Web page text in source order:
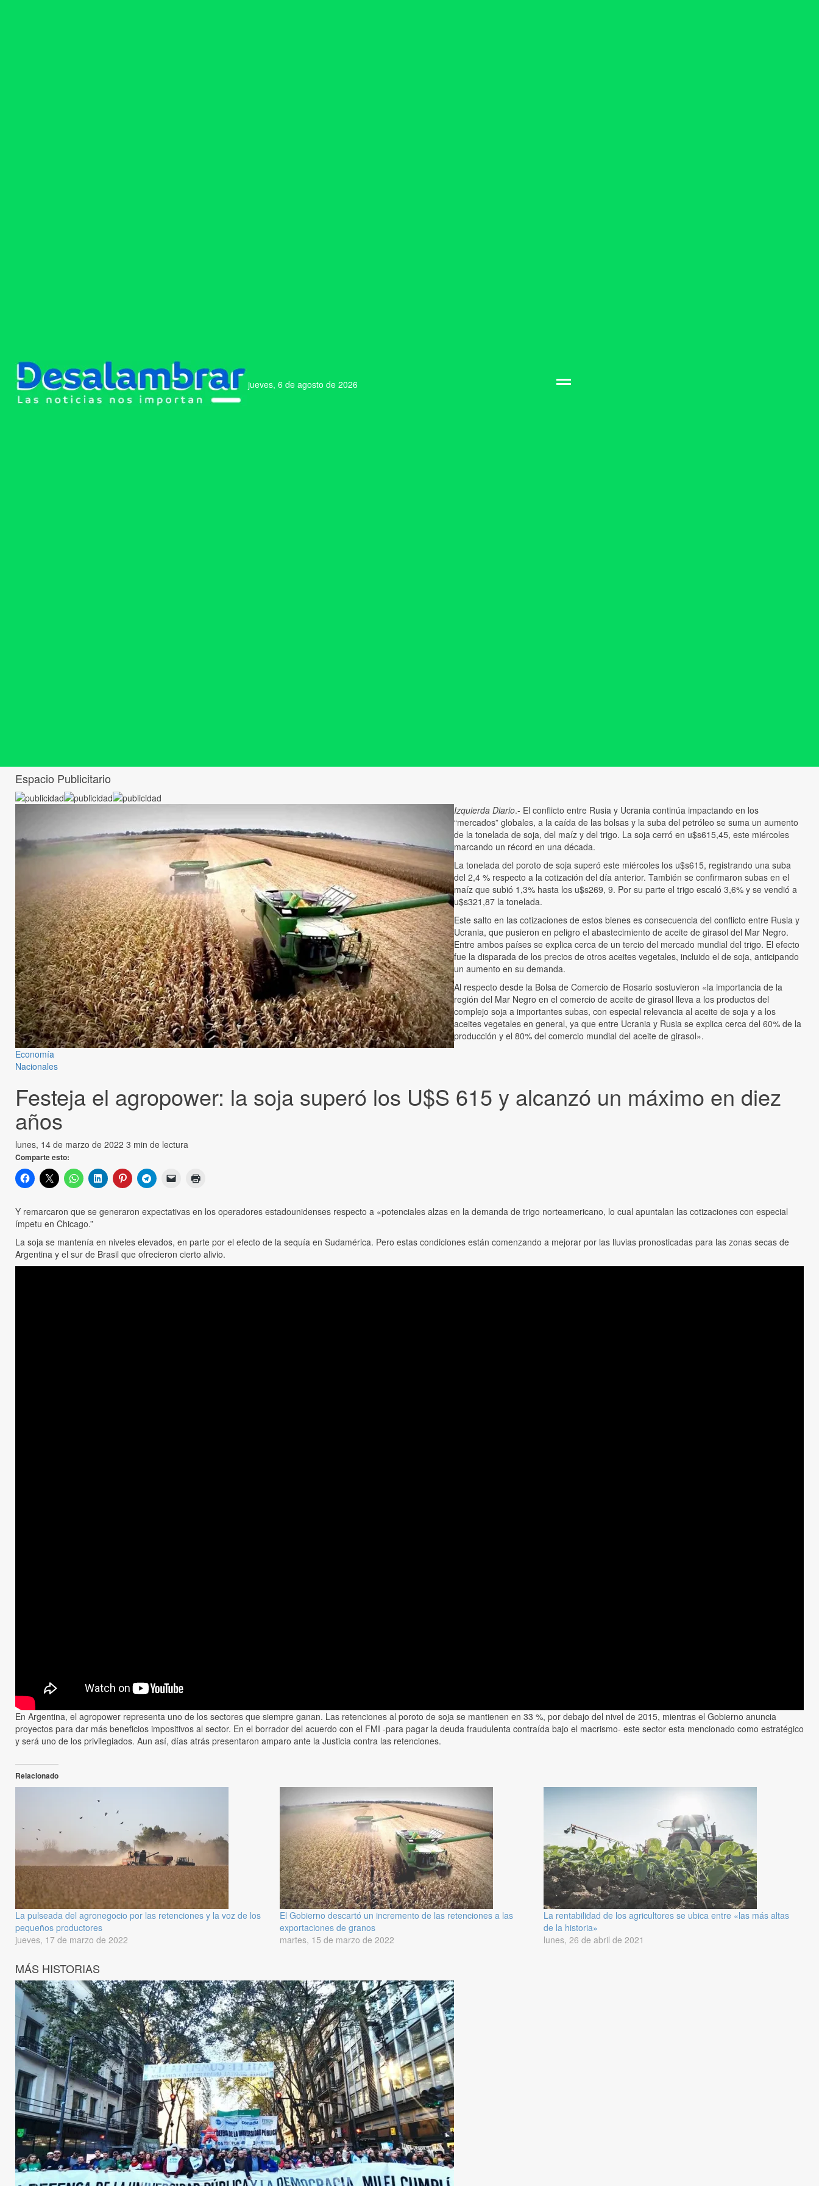
jueves, 6 de agosto de 2026
Espacio Publicitario
Economía
Nacionales
Festeja el agropower: la soja superó los U$S 615 y alcanzó un máximo en diez
años
lunes, 14 de marzo de 2022 3 min de lectura
Comparte esto:
Izquierda Diario.- El conflicto entre Rusia y Ucrania continúa impactando en los
“mercados” globales, a la caída de las bolsas y la suba del petróleo se suma un aumento
de la tonelada de soja, del maíz y del trigo. La soja cerró en u$s615,45, este miércoles
marcando un récord en una década.
La tonelada del poroto de soja superó este miércoles los u$s615, registrando una suba
del 2,4 % respecto a la cotización del día anterior. También se confirmaron subas en el
maíz que subió 1,3% hasta los u$s269, 9. Por su parte el trigo escaló 3,6% y se vendió a
u$s321,87 la tonelada.
Este salto en las cotizaciones de estos bienes es consecuencia del conflicto entre Rusia y
Ucrania, que pusieron en peligro el abastecimiento de aceite de girasol del Mar Negro.
Entre ambos países se explica cerca de un tercio del mercado mundial del trigo. El efecto
fue la disparada de los precios de otros aceites vegetales, incluido el de soja, anticipando
un aumento en su demanda.
Al respecto desde la Bolsa de Comercio de Rosario sostuvieron «la importancia de la
región del Mar Negro en el comercio de aceite de girasol lleva a los productos del
complejo soja a importantes subas, con especial relevancia al aceite de soja y a los
aceites vegetales en general, ya que entre Ucrania y Rusia se explica cerca del 60% de la
producción y el 80% del comercio mundial del aceite de girasol».
Y remarcaron que se generaron expectativas en los operadores estadounidenses respecto a «potenciales alzas en la demanda de trigo norteamericano, lo cual apuntalan las cotizaciones con especial
ímpetu en Chicago.”
La soja se mantenía en niveles elevados, en parte por el efecto de la sequía en Sudamérica. Pero estas condiciones están comenzando a mejorar por las lluvias pronosticadas para las zonas secas de
Argentina y el sur de Brasil que ofrecieron cierto alivio.
En Argentina, el agropower representa uno de los sectores que siempre ganan. Las retenciones al poroto de soja se mantienen en 33 %, por debajo del nivel de 2015, mientras el Gobierno anuncia
proyectos para dar más beneficios impositivos al sector. En el borrador del acuerdo con el FMI -para pagar la deuda fraudulenta contraída bajo el macrismo- este sector esta mencionado como estratégico
y será uno de los privilegiados. Aun así, días atrás presentaron amparo ante la Justicia contra las retenciones.
Relacionado
La pulseada del agronegocio por las retenciones y la voz de los
pequeños productores
jueves, 17 de marzo de 2022
El Gobierno descartó un incremento de las retenciones a las
exportaciones de granos
martes, 15 de marzo de 2022
La rentabilidad de los agricultores se ubica entre «las más altas
de la historia»
lunes, 26 de abril de 2021
MÁS HISTORIAS